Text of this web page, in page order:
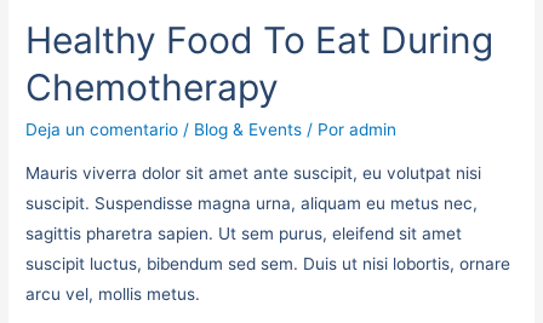
Healthy Food To Eat During
Chemotherapy
Deja un comentario / Blog & Events / Poradmin
Mauris viverra dolor sit amet ante suscipit, eu volutpat nisi
suscipit. Suspendisse magna urna, aliquam eu metus nec,
sagittis pharetra sapien. Ut sem purus, eleifend sit amet
suscipit luctus, bibendum sed sem. Duis ut nisi lobortis, ornare
arcu vel, mollis metus.